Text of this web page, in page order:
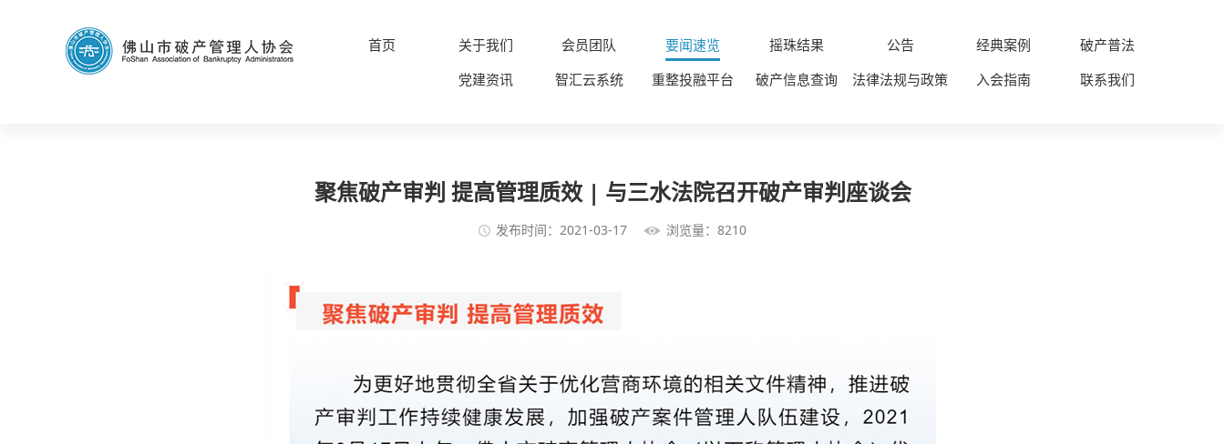
首页 关于我们 会员团队 要闻速览 摇珠结果 公告 经典案例
破产普法
党建资讯
智汇云系统 重整投融平台 破产信息查询 法律法规与政策 入会指南 联系我们
聚焦破产审判 提高管理质效 | 与三水法院召开破产审判座谈会
发布时间：2021-03-17 浏览量：8210